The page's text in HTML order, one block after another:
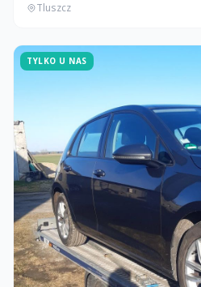
Tluszcz
TYLKO U NAS